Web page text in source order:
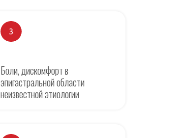
3
Боли, дискомфорт в
эпигастральной области
неизвестной этиологии